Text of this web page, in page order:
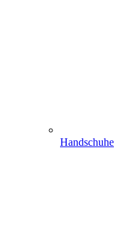
Handschuhe